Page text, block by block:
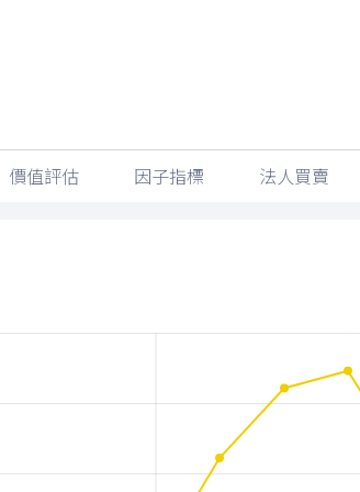
價值評估 因子指標 法人買賣